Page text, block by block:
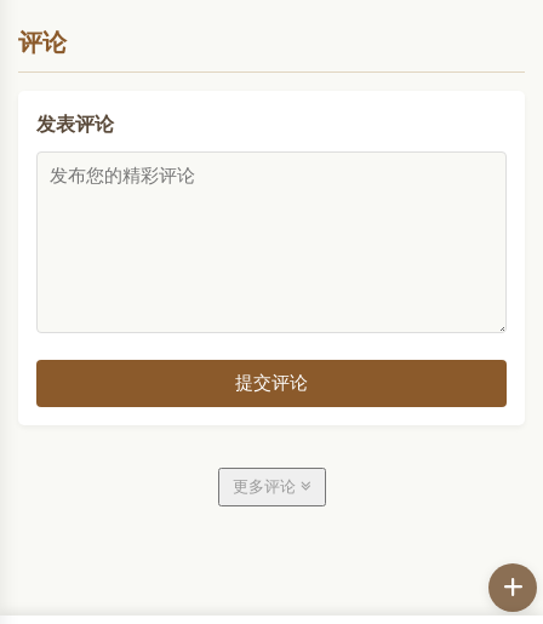
评论
发表评论
提交评论
更多评论